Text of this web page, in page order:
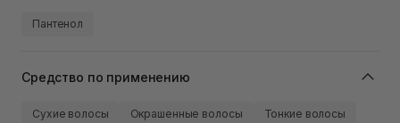
Пантенол
Средство по применению
Сухие волосы Окрашенные волосы Тонкие волосы